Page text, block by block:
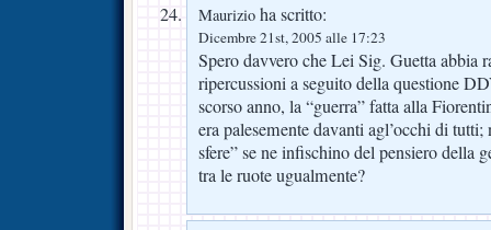
Maurizio ha scritto:
Dicembre 21st, 2005 alle 17:23
Spero davvero che Lei Sig. Guetta abbia
ripercussioni a seguito della questione
scorso anno, la “guerra” fatta alla
era palesemente davanti agl’occhi di tutti;
sfere” se ne infischino del pensiero della
tra le ruote ugualmente?